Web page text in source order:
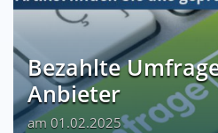
Bezahlte
Anbieter
am 01.02.2025